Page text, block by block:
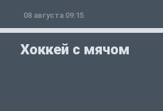
08 августа 09:15
Хоккей с мячом